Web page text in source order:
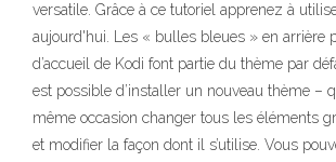
versatile. Grâce à ce tutoriel apprenez à
aujourd'hui. Les « bulles bleues » en arrière
d’accueil de Kodi font partie du thème par
est possible d’installer un nouveau thème –
même occasion changer tous les éléments
et modifier la façon dont il s’utilise. Vous